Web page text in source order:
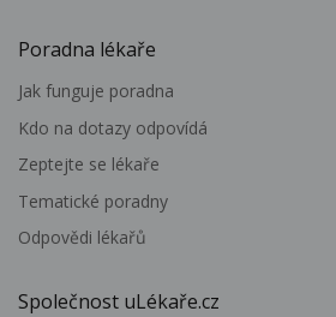
Poradna lékaře
Jak funguje poradna
Kdo na dotazy odpovídá
Zeptejte se lékaře
Tematické poradny
Odpovědi lékařů
Společnost uLékaře.cz